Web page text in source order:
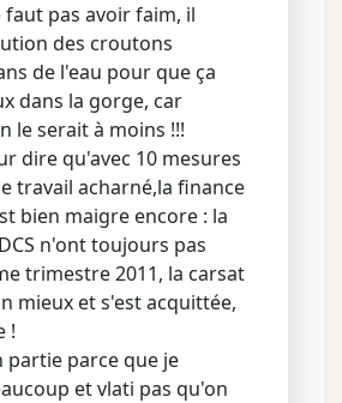
faut pas avoir faim, il
des croutons
de l'eau pour que ça
dans la gorge, car
le serait à moins !!!
dire qu'avec 10 mesures
travail acharné,la finance
bien maigre encore : la
n'ont toujours pas
trimestre 2011, la carsat
mieux et s'est acquittée,
!
partie parce que je
et vlati pas qu'on